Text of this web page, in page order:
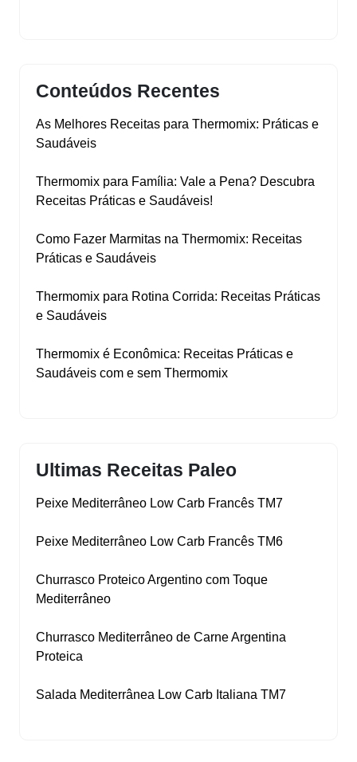
Conteúdos Recentes
As Melhores Receitas para Thermomix: Práticas e
Saudáveis
Thermomix para Família: Vale a Pena? Descubra
Receitas Práticas e Saudáveis!
Como Fazer Marmitas na Thermomix: Receitas
Práticas e Saudáveis
Thermomix para Rotina Corrida: Receitas Práticas
e Saudáveis
Thermomix é Econômica: Receitas Práticas e
Saudáveis com e sem Thermomix
Ultimas Receitas Paleo
Peixe Mediterrâneo Low Carb Francês TM7
Peixe Mediterrâneo Low Carb Francês TM6
Churrasco Proteico Argentino com Toque
Mediterrâneo
Churrasco Mediterrâneo de Carne Argentina
Proteica
Salada Mediterrânea Low Carb Italiana TM7